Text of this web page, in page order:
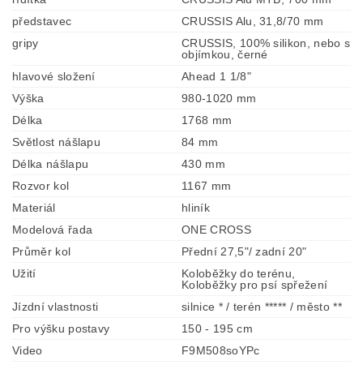
představec
CRUSSIS Alu, 31,8/70 mm
gripy
CRUSSIS, 100% silikon, nebo s
objímkou, černé
hlavové složení
Ahead 1 1/8"
Výška
980-1020 mm
Délka
1768 mm
Světlost nášlapu
84 mm
Délka nášlapu
430 mm
Rozvor kol
1167 mm
Materiál
hliník
Modelová řada
ONE CROSS
Průměr kol
Přední 27,5"/ zadní 20"
Užití
Koloběžky do terénu,
Koloběžky pro psí spřežení
Jízdní vlastnosti
silnice * / terén ***** / město **
Pro výšku postavy
150 - 195 cm
Video
F9M508soYPc